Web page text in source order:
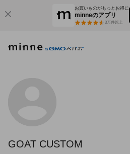
お買いものがもっとお得に
minneのアプリ
3万件以上
GOAT CUSTOM